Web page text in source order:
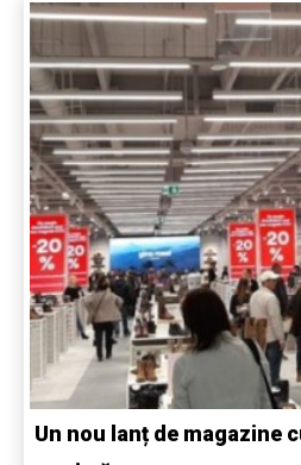
Un nou lanț de magazine